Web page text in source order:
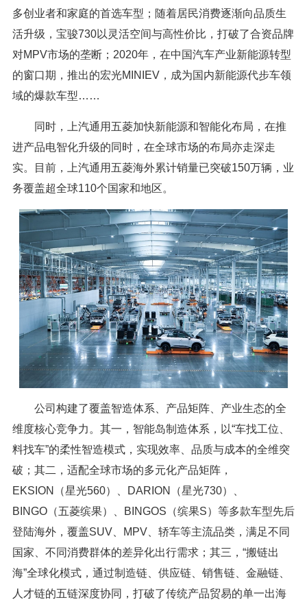
多创业者和家庭的首选车型；随着居民消费逐渐向品质生
活升级，宝骏730以灵活空间与高性价比，打破了合资品牌
对MPV市场的垄断；2020年，在中国汽车产业新能源转型
的窗口期，推出的宏光MINIEV，成为国内新能源代步车领
域的爆款车型……
同时，上汽通用五菱加快新能源和智能化布局，在推
进产品电智化升级的同时，在全球市场的布局亦走深走
实。目前，上汽通用五菱海外累计销量已突破150万辆，业
务覆盖超全球110个国家和地区。
公司构建了覆盖智造体系、产品矩阵、产业生态的全
维度核心竞争力。其一，智能岛制造体系，以“车找工位、
料找车”的柔性智造模式，实现效率、品质与成本的全维突
破；其二，适配全球市场的多元化产品矩阵，
EKSION（星光560）、DARION（星光730）、
BINGO（五菱缤果）、BINGOS（缤果S）等多款车型先后
登陆海外，覆盖SUV、MPV、轿车等主流品类，满足不同
国家、不同消费群体的差异化出行需求；其三，“搬链出
海”全球化模式，通过制造链、供应链、销售链、金融链、
人才链的五链深度协同，打破了传统产品贸易的单一出海